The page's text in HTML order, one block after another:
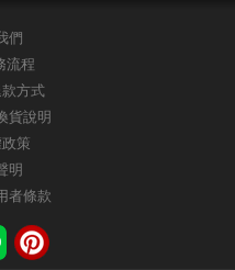
AG28000落肩重磅精梳棉
們
流程
方式
貨說明
策
明
者條款